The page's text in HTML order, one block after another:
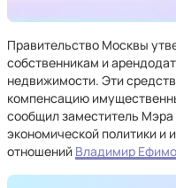
Правительство Москвы
собственникам и
недвижимости. Эти
компенсацию
сообщил заместитель
экономической политики
отношений Владимир